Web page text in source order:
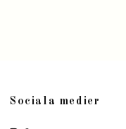
Sociala medier